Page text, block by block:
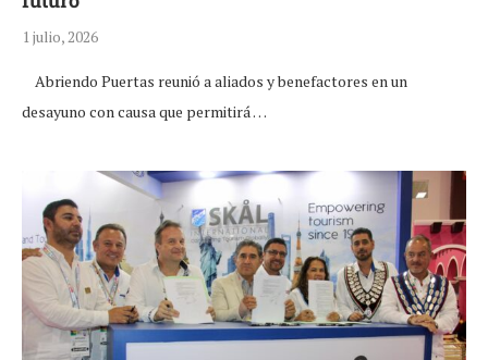
1 julio, 2026
Abriendo Puertas reunió a aliados y benefactores en un
desayuno con causa que permitirá …